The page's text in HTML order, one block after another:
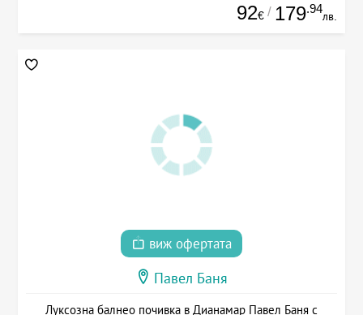
92€ / 179.94
лв.
виж офертата
Павел Баня
Луксозна балнео почивка в Дианамар Павел Баня с